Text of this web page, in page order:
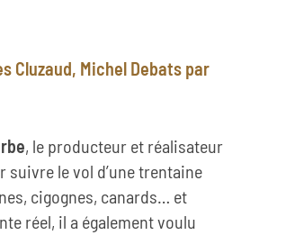
Cluzaud, Michel Debats par
, le producteur et réalisateur
le vol d’une trentaine
cigognes, canards… et
réel, il a également voulu